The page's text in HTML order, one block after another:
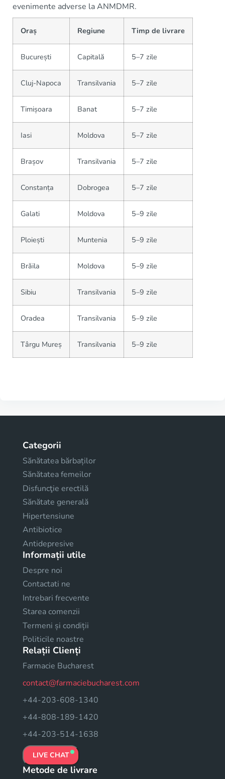
evenimente adverse la ANMDMR.
Oraș Regiune Timp de livrare
București Capitală 5–7 zile
Cluj-Napoca Transilvania 5–7 zile
Timișoara Banat 5–7 zile
Iasi Moldova 5–7 zile
Brașov Transilvania 5–7 zile
Constanța Dobrogea 5–7 zile
Galati Moldova 5–9 zile
Ploiești Muntenia 5–9 zile
Brăila Moldova 5–9 zile
Sibiu Transilvania 5–9 zile
Oradea Transilvania 5–9 zile
Târgu Mureș Transilvania 5–9 zile
Categorii
Sănătatea bărbaților
Sănătatea femeilor
Disfuncţie erectilă
Sănătate generală
Hipertensiune
Antibiotice
Antidepresive
Informații utile
Despre noi
Contactati ne
Intrebari frecvente
Starea comenzii
Termeni și condiții
Politicile noastre
Relații Clienți
Farmacie Bucharest
contact@farmaciebucharest.com
+44-203-608-1340
+44-808-189-1420
+44-203-514-1638
LIVE CHAT
Metode de livrare